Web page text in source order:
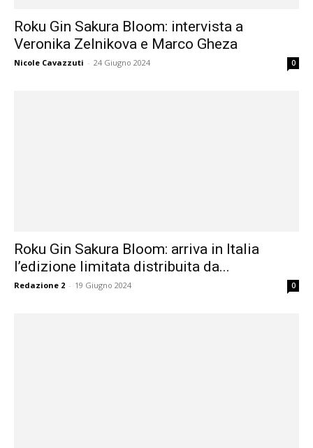
Roku Gin Sakura Bloom: intervista a
Veronika Zelnikova e Marco Gheza
Nicole Cavazzuti - 24 Giugno 2024 0
Roku Gin Sakura Bloom: arriva in Italia
l’edizione limitata distribuita da...
Redazione 2 - 19 Giugno 2024 0